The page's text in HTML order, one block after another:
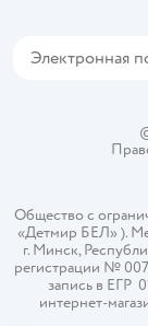
Общество с
«Детмир БЕЛ» ).
г. Минск,
регистрации №
запись в ЕГР
интернет-